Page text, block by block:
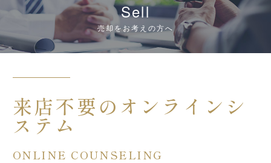
売却をお考えの方へ
Sell
来店不要のオンラインシ
ステム
ONLINE COUNSELING